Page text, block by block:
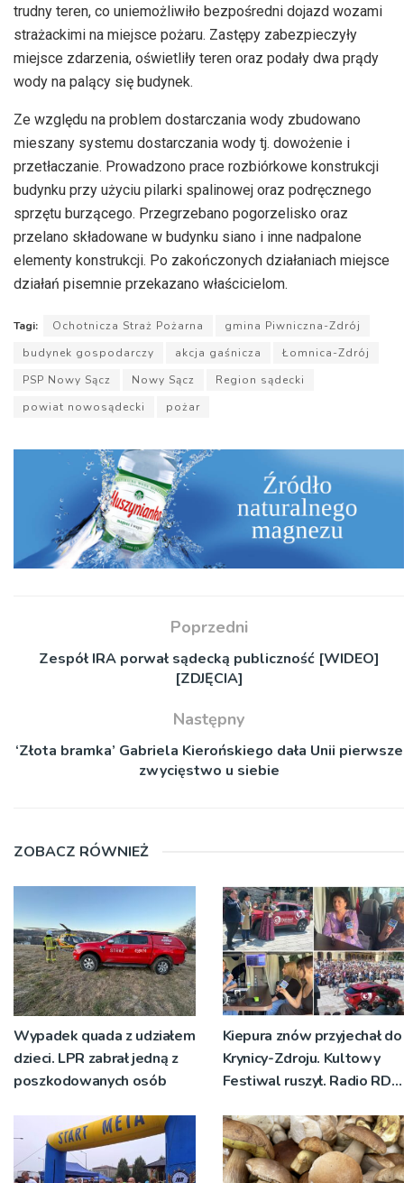
trudny teren, co uniemożliwiło bezpośredni dojazd wozami
strażackimi na miejsce pożaru. Zastępy zabezpieczyły
miejsce zdarzenia, oświetliły teren oraz podały dwa prądy
wody na palący się budynek.
Ze względu na problem dostarczania wody zbudowano
mieszany systemu dostarczania wody tj. dowożenie i
przetłaczanie. Prowadzono prace rozbiórkowe konstrukcji
budynku przy użyciu pilarki spalinowej oraz podręcznego
sprzętu burzącego. Przegrzebano pogorzelisko oraz
przelano składowane w budynku siano i inne nadpalone
elementy konstrukcji. Po zakończonych działaniach miejsce
działań pisemnie przekazano właścicielom.
Tagi: Ochotnicza Straż Pożarna
gmina Piwniczna-Zdrój
budynek gospodarczy
akcja gaśnicza
Łomnica-Zdrój
PSP Nowy Sącz
Nowy Sącz
Region sądecki
powiat nowosądecki
pożar
Poprzedni
Zespół IRA porwał sądecką publiczność [WIDEO]
[ZDJĘCIA]
Następny
‘Złota bramka’ Gabriela Kierońskiego dała Unii pierwsze
zwycięstwo u siebie
ZOBACZ RÓWNIEŻ
Wypadek quada z udziałem
dzieci. LPR zabrał jedną z
poszkodowanych osób
Kiepura znów przyjechał do
Krynicy-Zdroju. Kultowy
Festiwal ruszył. Radio RDN
żywo [ZDJĘCIA]